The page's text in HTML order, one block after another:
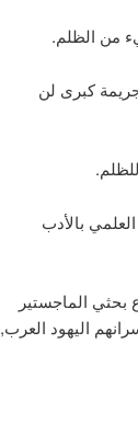
من الظلم.
كبرى لن
بالأدب
الماجستير
اليهود العرب,